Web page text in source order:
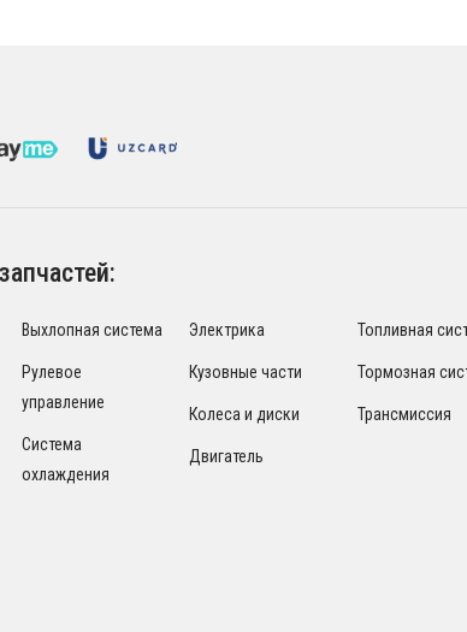
Выхлопная система
Рулевое
управление
Система
охлаждения
Электрика
Кузовные части
Колеса и диски
Двигатель
Топливная
Тормозная
Трансмиссия